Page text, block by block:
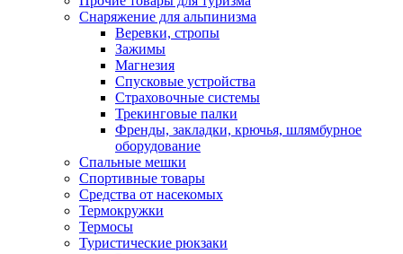
Снаряжение для альпинизма
Веревки, стропы
Зажимы
Магнезия
Спусковые устройства
Страховочные системы
Трекинговые палки
Френды, закладки, крючья, шлямбурное
оборудование
Спальные мешки
Спортивные товары
Средства от насекомых
Термокружки
Термосы
Туристические рюкзаки